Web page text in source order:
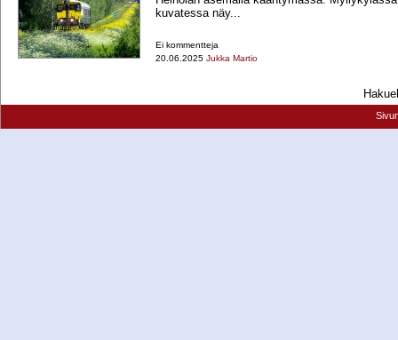
kuvatessa näy...
Ei kommentteja
20.06.2025 Jukka Martio